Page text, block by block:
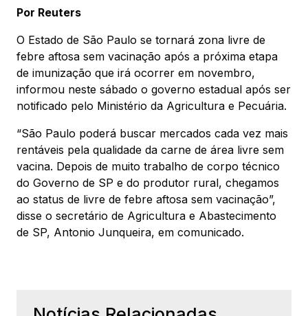
Por Reuters
O Estado de São Paulo se tornará zona livre de
febre aftosa sem vacinação após a próxima etapa
de imunização que irá ocorrer em novembro,
informou neste sábado o governo estadual após ser
notificado pelo Ministério da Agricultura e Pecuária.
“São Paulo poderá buscar mercados cada vez mais
rentáveis pela qualidade da carne de área livre sem
vacina. Depois de muito trabalho de corpo técnico
do Governo de SP e do produtor rural, chegamos
ao status de livre de febre aftosa sem vacinação”,
disse o secretário de Agricultura e Abastecimento
de SP, Antonio Junqueira, em comunicado.